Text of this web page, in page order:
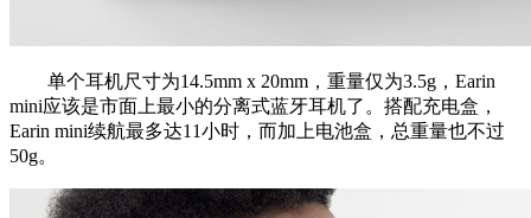
单个耳机尺寸为14.5mm x 20mm，重量仅为3.5g，Earin
mini应该是市面上最小的分离式蓝牙耳机了。搭配充电盒，
Earin mini续航最多达11小时，而加上电池盒，总重量也不过
50g。